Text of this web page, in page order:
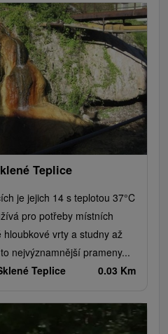
lety a plavby
Štíty
pamiatky
Pamätníky
Pramene Divadlá
Jazda na koni
Horské chaty
Sakrálne miesta
stavby
Lyžiarske strediská
Amfiteátre a kiná v prírode
Teplice
je jejich 14 s teplotou 37°C
pro potřeby místních
vrty a studny až
nejvýznamnější prameny...
Teplice 0.03 Km